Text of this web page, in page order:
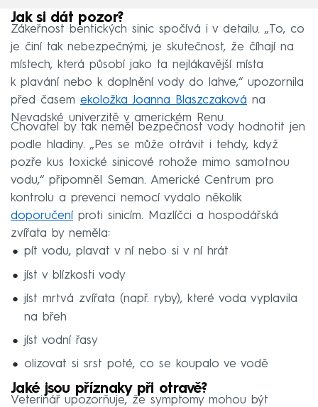
Jak si dát pozor?
Zákeřnost bentických sinic spočívá i v detailu. „To, co
je činí tak nebezpečnými, je skutečnost, že číhají na
místech, která působí jako ta nejlákavější místa
k plavání nebo k doplnění vody do lahve,“ upozornila
před časem ekoložka Joanna Blaszczaková na
Nevadské univerzitě v americkém Renu.
Chovatel by tak neměl bezpečnost vody hodnotit jen
podle hladiny. „Pes se může otrávit i tehdy, když
pozře kus toxické sinicové rohože mimo samotnou
vodu,“ připomněl Seman. Americké Centrum pro
kontrolu a prevenci nemocí vydalo několik
doporučení proti sinicím. Mazlíčci a hospodářská
zvířata by neměla:
pít vodu, plavat v ní nebo si v ní hrát
jíst v blízkosti vody
jíst mrtvá zvířata (např. ryby), které voda vyplavila
na břeh
jíst vodní řasy
olizovat si srst poté, co se koupalo ve vodě
Jaké jsou příznaky při otravě?
Veterinář upozorňuje, že symptomy mohou být